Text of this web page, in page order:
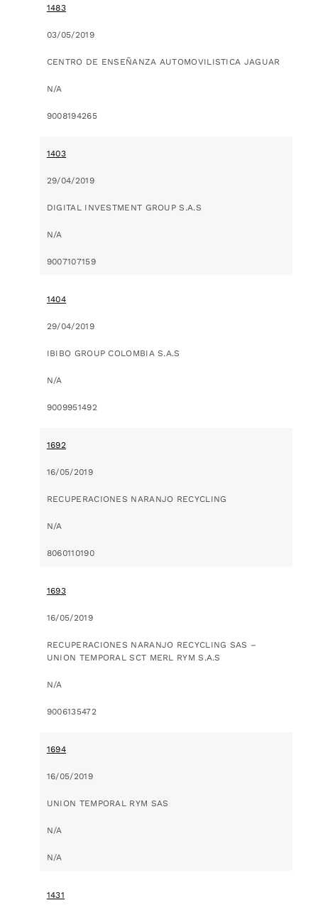
1483
03/05/2019
CENTRO DE ENSEÑANZA AUTOMOVILISTICA JAGUAR
N/A
9008194265
1403
29/04/2019
DIGITAL INVESTMENT GROUP S.A.S
N/A
9007107159
1404
29/04/2019
IBIBO GROUP COLOMBIA S.A.S
N/A
9009951492
1692
16/05/2019
RECUPERACIONES NARANJO RECYCLING
N/A
8060110190
1693
16/05/2019
RECUPERACIONES NARANJO RECYCLING SAS –
UNION TEMPORAL SCT MERL RYM S.A.S
N/A
9006135472
1694
16/05/2019
UNION TEMPORAL RYM SAS
N/A
N/A
1431